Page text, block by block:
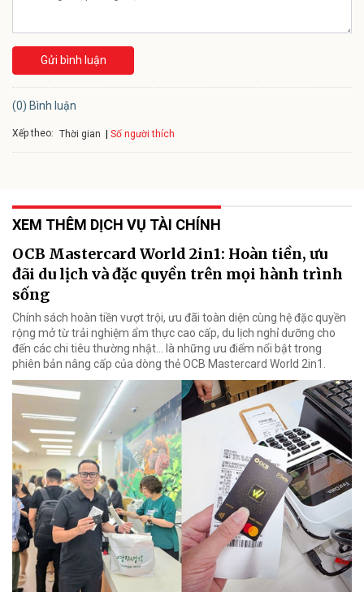
Gửi bình luận
(0) Bình luận
Xếp theo: Thời gian Số người thích
XEM THÊM DỊCH VỤ TÀI CHÍNH
OCB Mastercard World 2in1: Hoàn tiền, ưu
đãi du lịch và đặc quyền trên mọi hành trình
sống
Chính sách hoàn tiền vượt trội, ưu đãi toàn diện cùng hệ đặc quyền
rộng mở từ trải nghiệm ẩm thực cao cấp, du lịch nghỉ dưỡng cho
đến các chi tiêu thường nhật… là những ưu điểm nổi bật trong
phiên bản nâng cấp của dòng thẻ OCB Mastercard World 2in1.